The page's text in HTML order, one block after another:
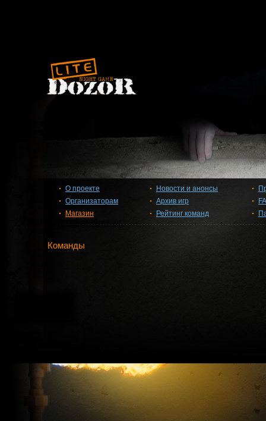
О проекте
Организаторам
Магазин
Новости и анонсы
Архив игр
Рейтинг команд
Команды